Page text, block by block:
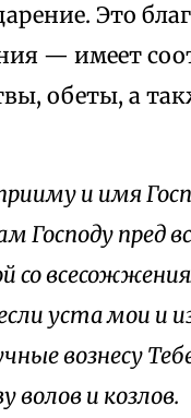
Это
— имеет
обеты, а
и имя
Господу пред
со
уста мои и
вознесу
волов и козлов.